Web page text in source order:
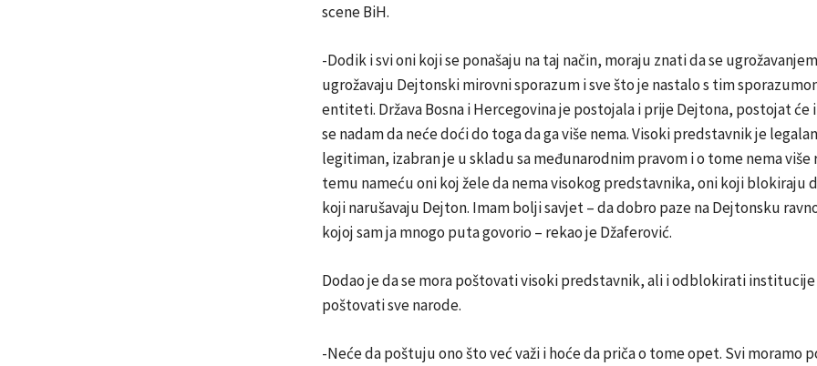
scene BiH.
-Dodik i svi oni koji se ponašaju na taj način, moraju znati da se
ugrožavaju Dejtonski mirovni sporazum i sve što je nastalo s tim
entiteti. Država Bosna i Hercegovina je postojala i prije Dejtona, postojat će
se nadam da neće doći do toga da ga više nema. Visoki predstavnik je
legitiman, izabran je u skladu sa međunarodnim pravom i o tome nema više
temu nameću oni koj žele da nema visokog predstavnika, oni koji blokiraju
koji narušavaju Dejton. Imam bolji savjet – da dobro paze na Dejtonsku
kojoj sam ja mnogo puta govorio – rekao je Džaferović.
Dodao je da se mora poštovati visoki predstavnik, ali i odblokirati
poštovati sve narode.
-Neće da poštuju ono što već važi i hoće da priča o tome opet. Svi moramo